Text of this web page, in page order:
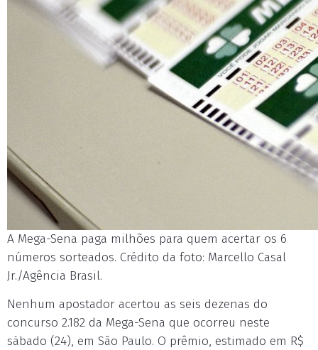
A Mega-Sena paga milhões para quem acertar os 6
números sorteados. Crédito da foto: Marcello Casal
Jr./Agência Brasil.
Nenhum apostador acertou as seis dezenas do
concurso 2.182 da Mega-Sena que ocorreu neste
sábado (24), em São Paulo. O prêmio, estimado em R$